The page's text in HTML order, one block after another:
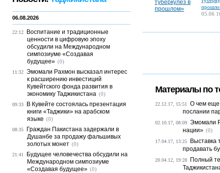
05.06
Материалы по
22.12.17, 15:51
О чем еще
послании
02.10.17, 08:09 Эмомали
нации» (0)
17.04.17, 13:25
Выставка
продавать
20.04.12, 19:28
Полный
06.08.2026
22:12
Воспитание и традиционные
ценности в цифровую эпоху
обсудили на Международном
симпозиуме «Создавая
будущее» (0)
11:32 Эмомали Рахмон высказал интерес
к расширению инвестиций
Кувейтского фонда развития в
экономику Таджикистана (0)
09:33
В Кувейте состоялась презентация
книги «Таджики» на арабском
языке (0)
08:35
Граждан Пакистана задержали в
Душанбе за продажу фальшивых
золотых монет (0)
21:41
Будущее человечества обсудили на
Международном симпозиуме
«Создавая будущее» (0)